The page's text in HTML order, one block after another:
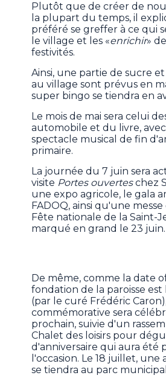
Plutôt que de créer de
la plupart du temps, il
préféré se greffer à ce qui
le village et les «enrichir»
festivités.
Ainsi, une partie de sucre
au village sont prévus en
super bingo se tiendra en
Le mois de mai sera celui
automobile et du livre, avec
spectacle musical de fin
primaire.
La journée du 7 juin sera
visite Portes ouverteschez
une expo agricole, le gala
FADOQ, ainsi qu'une
Fête nationale de la Saint-
marqué en grand le 23 juin.
De même, comme la date
fondation de la paroisse est
(par le curé Frédéric
commémorative sera
prochain, suivie d'un
Chalet des loisirs pour
d'anniversaire qui aura été
l'occasion. Le 18 juillet, une
se tiendra au parc